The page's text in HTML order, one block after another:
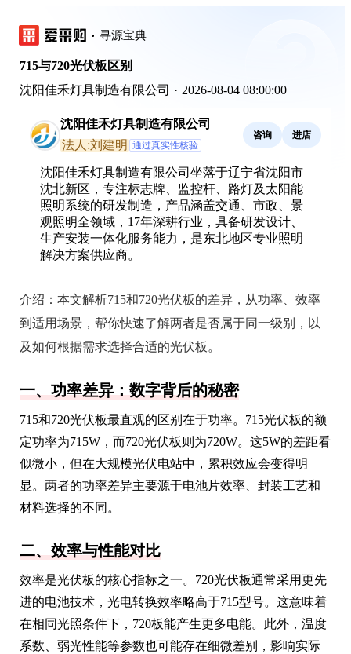
寻源宝典
715与720光伏板区别
沈阳佳禾灯具制造有限公司 · 2026-08-04 08:00:00
沈阳佳禾灯具制造有限公司
法人:刘建明 通过真实性核验
咨询 进店
沈阳佳禾灯具制造有限公司坐落于辽宁省沈阳市
沈北新区，专注标志牌、监控杆、路灯及太阳能
照明系统的研发制造，产品涵盖交通、市政、景
观照明全领域，17年深耕行业，具备研发设计、
生产安装一体化服务能力，是东北地区专业照明
解决方案供应商。
介绍： 本文解析715和720光伏板的差异，从功率、效率
到适用场景，帮你快速了解两者是否属于同一级别，以
及如何根据需求选择合适的光伏板。
一、功率差异：数字背后的秘密
715和720光伏板最直观的区别在于功率。715光伏板的额
定功率为715W，而720光伏板则为720W。这5W的差距看
似微小，但在大规模光伏电站中，累积效应会变得明
显。两者的功率差异主要源于电池片效率、封装工艺和
材料选择的不同。
二、效率与性能对比
效率是光伏板的核心指标之一。720光伏板通常采用更先
进的电池技术，光电转换效率略高于715型号。这意味着
在相同光照条件下，720板能产生更多电能。此外，温度
系数、弱光性能等参数也可能存在细微差别，影响实际